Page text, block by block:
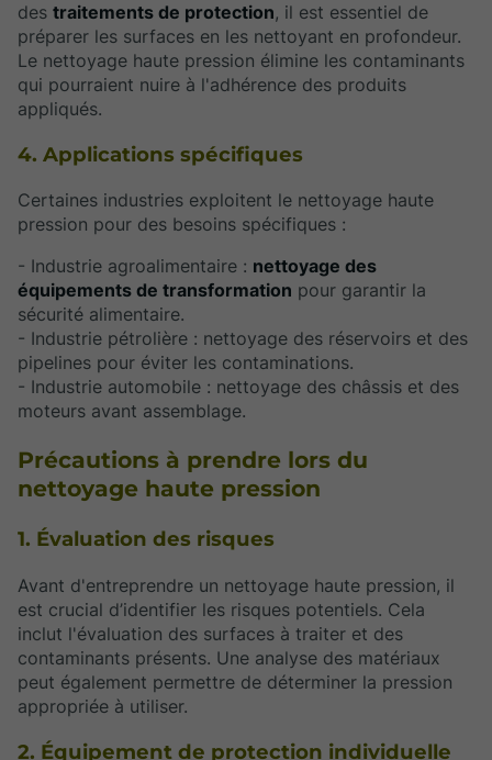
des traitements de protection, il est essentiel de
préparer les surfaces en les nettoyant en profondeur.
Le nettoyage haute pression élimine les contaminants
qui pourraient nuire à l'adhérence des produits
appliqués.
4. Applications spécifiques
Certaines industries exploitent le nettoyage haute
pression pour des besoins spécifiques :
- Industrie agroalimentaire : nettoyage des
équipements de transformation pour garantir la
sécurité alimentaire.
- Industrie pétrolière : nettoyage des réservoirs et des
pipelines pour éviter les contaminations.
- Industrie automobile : nettoyage des châssis et des
moteurs avant assemblage.
Précautions à prendre lors du
nettoyage haute pression
1. Évaluation des risques
Avant d'entreprendre un nettoyage haute pression, il
est crucial d’identifier les risques potentiels. Cela
inclut l'évaluation des surfaces à traiter et des
contaminants présents. Une analyse des matériaux
peut également permettre de déterminer la pression
appropriée à utiliser.
2. Équipement de protection individuelle